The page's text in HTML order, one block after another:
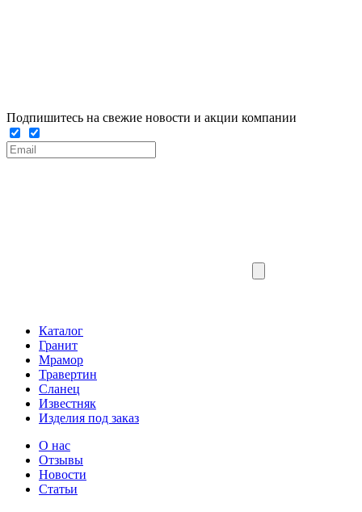
Подпишитесь на свежие новости и акции компании
Каталог
Гранит
Мрамор
Травертин
Сланец
Известняк
Изделия под заказ
О нас
Отзывы
Новости
Статьи